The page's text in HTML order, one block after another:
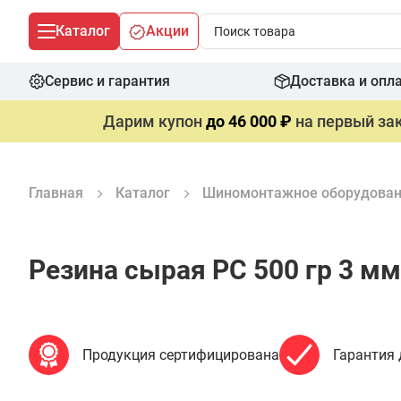
Каталог Акции
Сервис и гарантия Доставка и
Дарим купондо 46 000 ₽ на первый
Главная Каталог Шиномонтажное
Резина сырая РС 500 гр 3
Продукция сертифицирована Гарантия